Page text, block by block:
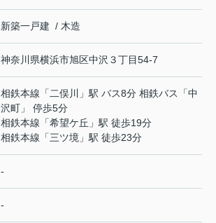
新築一戸建 / 木造
神奈川県横浜市旭区中沢 ３丁目54-7
相鉄本線 「 二俣川
」駅 バス8分 相鉄バス「中
沢町」 停歩5分
相鉄本線 「希望ケ丘 」駅 徒歩19分
相鉄本線 「三ツ境 」駅 徒歩23分
-
-